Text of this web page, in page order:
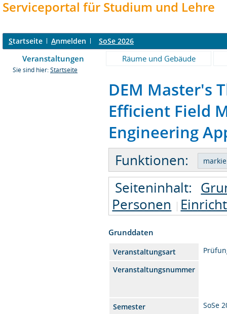
Serviceportal für Studium und Lehre
Startseite Anmelden SoSe 2026
Veranstaltungen Räume und Gebäude
Sie sind hier: Startseite
DEM Master's
Efficient Field
Engineering
Funktionen:
Seiteninhalt:
Personen
Grunddaten
Veranstaltungsart
Veranstaltungsnummer
Semester
SoSe